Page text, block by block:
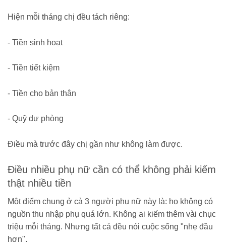
Hiện mỗi tháng chị đều tách riêng:
- Tiền sinh hoạt
- Tiền tiết kiệm
- Tiền cho bản thân
- Quỹ dự phòng
Điều mà trước đây chị gần như không làm được.
Điều nhiều phụ nữ cần có thể không phải kiếm
thật nhiều tiền
Một điểm chung ở cả 3 người phụ nữ này là: họ không có
nguồn thu nhập phụ quá lớn. Không ai kiếm thêm vài chục
triệu mỗi tháng. Nhưng tất cả đều nói cuộc sống "nhẹ đầu
hơn".